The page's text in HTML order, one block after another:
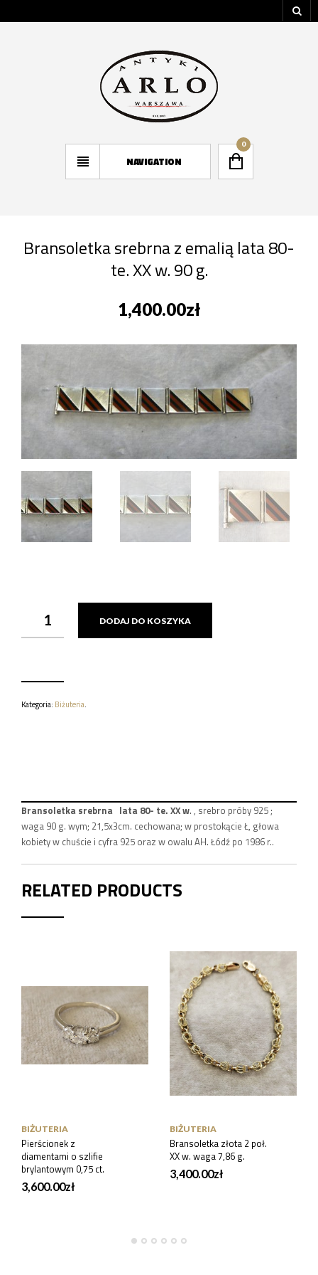
NAVIGATION
0
Bransoletka srebrna z emalią lata 80-
te. XX w. 90 g.
1,400.00zł
BRANSOLETKA
SREBRNA
TE.
DODAJ DO KOSZYKA
Kategoria: Biżuteria.
Bransoletka srebrna lata 80- te. XX w. , srebro próby 925 ;
waga 90 g. wym; 21,5x3cm. cechowana; w prostokącie Ł, głowa
kobiety w chuście i cyfra 925 oraz w owalu AH. Łódź po 1986 r..
RELATED PRODUCTS
BIŻUTERIA
Pierścionek z
diamentami o szlifie
brylantowym 0,75 ct.
3,600.00zł
BIŻUTERIA
Bransoletka złota 2 poł.
XX w. waga 7,86 g.
3,400.00zł